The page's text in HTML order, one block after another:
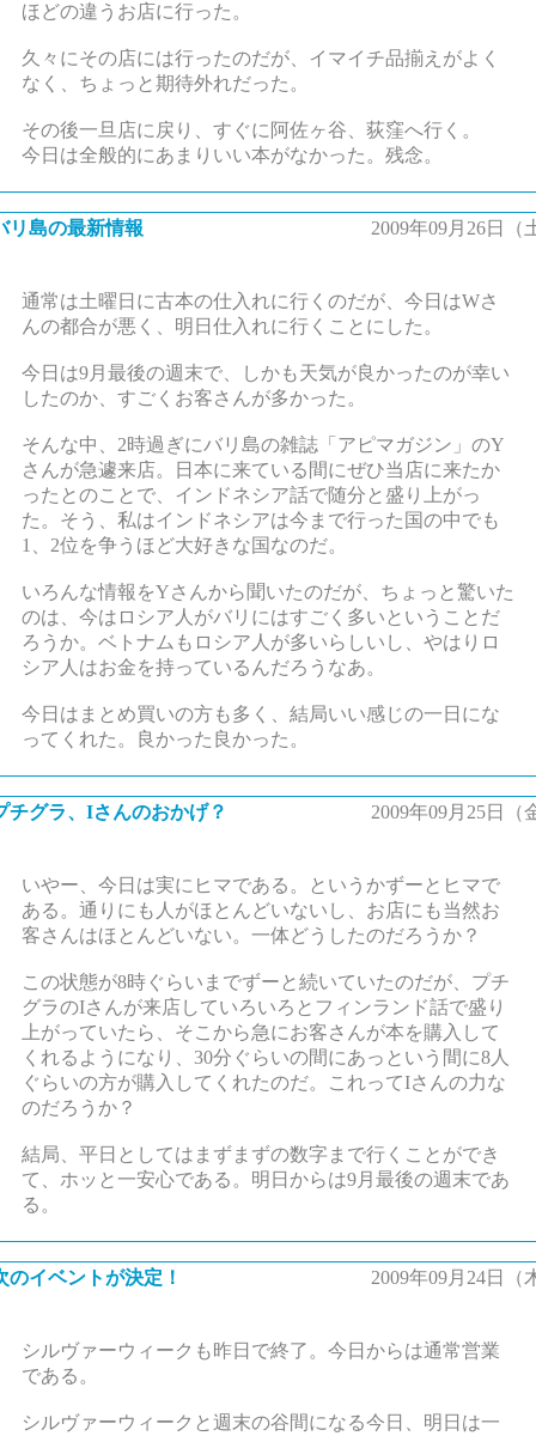
ほどの違うお店に行った。
久々にその店には行ったのだが、イマイチ品揃えがよく
なく、ちょっと期待外れだった。
その後一旦店に戻り、すぐに阿佐ヶ谷、荻窪へ行く。
今日は全般的にあまりいい本がなかった。残念。
リ島の最新情報 2009年09月26日（
通常は土曜日に古本の仕入れに行くのだが、今日はWさ
んの都合が悪く、明日仕入れに行くことにした。
今日は9月最後の週末で、しかも天気が良かったのが幸い
したのか、すごくお客さんが多かった。
そんな中、2時過ぎにバリ島の雑誌「アピマガジン」のY
さんが急遽来店。日本に来ている間にぜひ当店に来たか
ったとのことで、インドネシア話で随分と盛り上がっ
た。そう、私はインドネシアは今まで行った国の中でも
1、2位を争うほど大好きな国なのだ。
いろんな情報をYさんから聞いたのだが、ちょっと驚いた
のは、今はロシア人がバリにはすごく多いということだ
ろうか。ベトナムもロシア人が多いらしいし、やはりロ
シア人はお金を持っているんだろうなあ。
今日はまとめ買いの方も多く、結局いい感じの一日にな
ってくれた。良かった良かった。
チグラ、Iさんのおかげ？ 2009年09月25日（
いやー、今日は実にヒマである。というかずーとヒマで
ある。通りにも人がほとんどいないし、お店にも当然お
客さんはほとんどいない。一体どうしたのだろうか？
この状態が8時ぐらいまでずーと続いていたのだが、プチ
グラのIさんが来店していろいろとフィンランド話で盛り
上がっていたら、そこから急にお客さんが本を購入して
くれるようになり、30分ぐらいの間にあっという間に8人
ぐらいの方が購入してくれたのだ。これってIさんの力な
のだろうか？
結局、平日としてはまずまずの数字まで行くことができ
て、ホッと一安心である。明日からは9月最後の週末であ
る。
のイベントが決定！ 2009年09月24日（
シルヴァーウィークも昨日で終了。今日からは通常営業
である。
シルヴァーウィークと週末の谷間になる今日、明日は一